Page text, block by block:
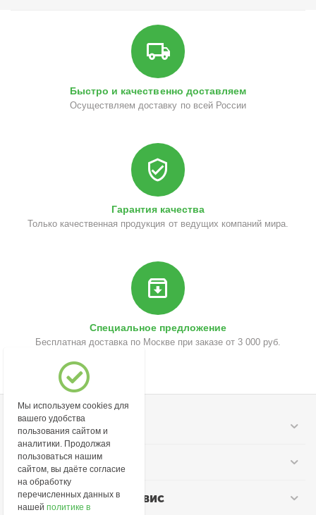
Быстро и качественно доставляем
Осуществляем доставку по всей России
Гарантия качества
Только качественная продукция от ведущих компаний мира.
Специальное предложение
Бесплатная доставка по Москве при заказе от 3 000 руб.
Моя учетная запись
Информация
Покупательский сервис
Мы используем cookies для
вашего удобства
пользования сайтом и
аналитики. Продолжая
пользоваться нашим
сайтом, вы даёте согласие
на обработку
перечисленных данных в
нашейполитике в